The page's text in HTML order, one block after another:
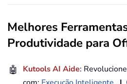
Melhores
Produtividade para
🤖 Kutools AI Aide: